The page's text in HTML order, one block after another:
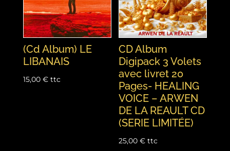
(Cd Album) LE
LIBANAIS
15,00 € ttc
CD Album
Digipack 3 Volets
avec livret 20
Pages- HEALING
VOICE – ARWEN
DE LA REAULT CD
(SERIE LIMITÉE)
25,00€ ttc